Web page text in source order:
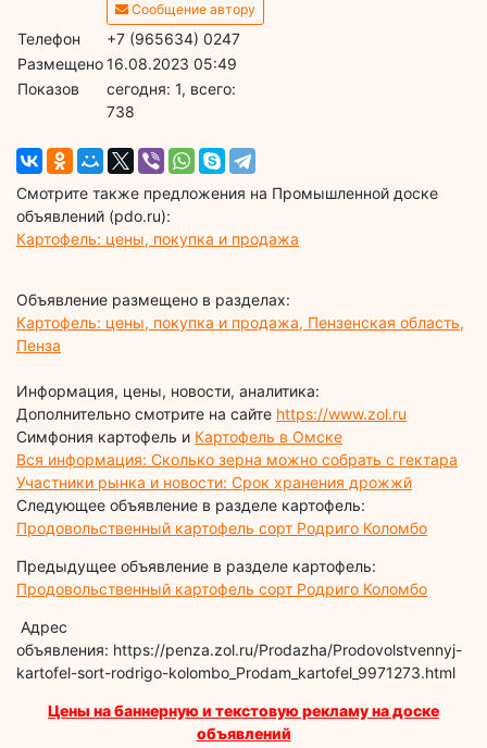
Сообщение автору
Телефон
+7 (965634) 0247
Размещено16.08.2023 05:49
Показов
cегодня: 1, всего:
738
Смотрите также предложения на Промышленной доске
объявлений (pdo.ru):
Картофель: цены, покупка и продажа
Объявление размещено в разделах:
Картофель: цены, покупка и продажа, Пензенская область,
Пенза
Информация, цены, новости, аналитика:
Дополнительно смотрите на сайте https://www.zol.ru
Симфония картофель и Картофель в Омске
Вся информация: Сколько зерна можно собрать с гектара
Участники рынка и новости: Срок хранения дрожжй
Следующее объявление в разделе картофель:
Продовольственный картофель сорт Родриго Коломбо
Предыдущее объявление в разделе картофель:
Продовольственный картофель сорт Родриго Коломбо
Адрес
объявления: https://penza.zol.ru/Prodazha/Prodovolstvennyj-
kartofel-sort-rodrigo-kolombo_Prodam_kartofel_9971273.html
Цены на баннерную и текстовую рекламу на доске
объявлений